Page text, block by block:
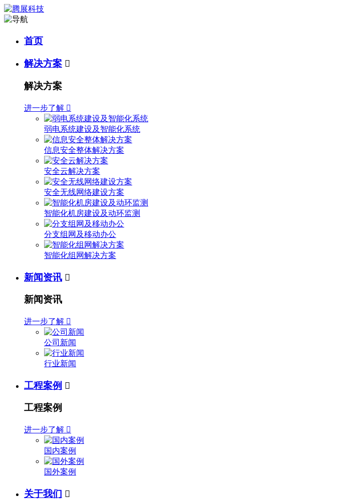
首页
解决方案 
解决方案
进一步了解 
弱电系统建设及智能化系统
信息安全整体解决方案
安全云解决方案
安全无线网络建设方案
智能化机房建设及动环监测
分支组网及移动办公
智能化组网解决方案
新闻资讯 
新闻资讯
进一步了解 
公司新闻
行业新闻
工程案例 
工程案例
进一步了解 
国内案例
国外案例
关于我们 